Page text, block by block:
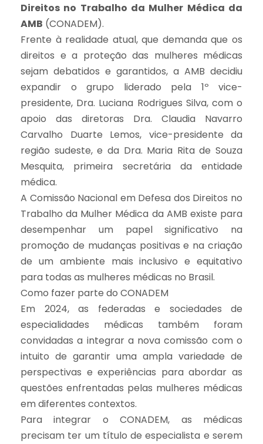
Direitos no Trabalho da Mulher Médica da
AMB (CONADEM).
Frente à realidade atual, que demanda que os
direitos e a proteção das mulheres médicas
sejam debatidos e garantidos, a AMB decidiu
expandir o grupo liderado pela 1º vice-
presidente, Dra. Luciana Rodrigues Silva, com o
apoio das diretoras Dra. Claudia Navarro
Carvalho Duarte Lemos, vice-presidente da
região sudeste, e da Dra. Maria Rita de Souza
Mesquita, primeira secretária da entidade
médica.
A Comissão Nacional em Defesa dos Direitos no
Trabalho da Mulher Médica da AMB existe para
desempenhar um papel significativo na
promoção de mudanças positivas e na criação
de um ambiente mais inclusivo e equitativo
para todas as mulheres médicas no Brasil.
Como fazer parte do CONADEM
Em 2024, as federadas e sociedades de
especialidades médicas também foram
convidadas a integrar a nova comissão com o
intuito de garantir uma ampla variedade de
perspectivas e experiências para abordar as
questões enfrentadas pelas mulheres médicas
em diferentes contextos.
Para integrar o CONADEM, as médicas
precisam ter um título de especialista e serem